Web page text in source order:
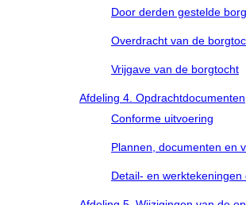
Door derden gestelde
Overdracht van de
Vrijgave van de borgtocht
Afdeling 4. Opdrachtdocumenten
Conforme uitvoering
Plannen, documenten en
Detail- en